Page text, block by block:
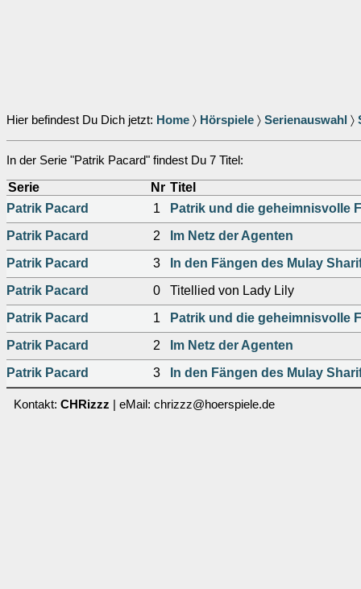
Hier befindest Du Dich jetzt: Home 〉 Hörspiele 〉 Serienauswahl 〉
In der Serie "Patrik Pacard" findest Du 7 Titel:
Serie Nr Titel
Patrik Pacard
1
Patrik und die geheimnisvolle
Patrik Pacard
2
Im Netz der Agenten
Patrik Pacard
3
In den Fängen des Mulay
Patrik Pacard
0
Titellied von Lady Lily
Patrik Pacard
1
Patrik und die geheimnisvolle
Patrik Pacard
2
Im Netz der Agenten
Patrik Pacard
3 In den Fängen des Mulay
Kontakt: CHRizzz | eMail: chrizzz@hoerspiele.de